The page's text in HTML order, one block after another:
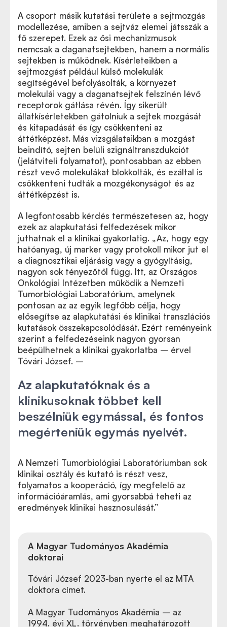
A csoport másik kutatási területe a sejtmozgás
modellezése, amiben a sejtváz elemei játsszák a
fő szerepet. Ezek az ősi mechanizmusok
nemcsak a daganatsejtekben, hanem a normális
sejtekben is működnek. Kísérleteikben a
sejtmozgást például külső molekulák
segítségével befolyásolták, a környezet
molekulái vagy a daganatsejtek felszínén lévő
receptorok gátlása révén. Így sikerült
állatkísérletekben gátolniuk a sejtek mozgását
és kitapadását és így csökkenteni az
áttétképzést. Más vizsgálataikban a mozgást
beindító, sejten belüli szignáltranszdukciót
(jelátviteli folyamatot), pontosabban az ebben
részt vevő molekulákat blokkolták, és ezáltal is
csökkenteni tudták a mozgékonyságot és az
áttétképzést is.
A legfontosabb kérdés természetesen az, hogy
ezek az alapkutatási felfedezések mikor
juthatnak el a klinikai gyakorlatig. „Az, hogy egy
hatóanyag, új marker vagy protokoll mikor jut el
a diagnosztikai eljárásig vagy a gyógyításig,
nagyon sok tényezőtől függ. Itt, az Országos
Onkológiai Intézetben működik a Nemzeti
Tumorbiológiai Laboratórium, amelynek
pontosan az az egyik legfőbb célja, hogy
elősegítse az alapkutatási és klinikai transzlációs
kutatások összekapcsolódását. Ezért reményeink
szerint a felfedezéseink nagyon gyorsan
beépülhetnek a klinikai gyakorlatba – érvel
Tóvári József. –
Az alapkutatóknak és a
klinikusoknak többet kell
beszélniük egymással, és fontos
megérteniük egymás nyelvét.
A Nemzeti Tumorbiológiai Laboratóriumban sok
klinikai osztály és kutató is részt vesz,
folyamatos a kooperáció, így megfelelő az
információáramlás, ami gyorsabbá teheti az
eredmények klinikai hasznosulását.”
A Magyar Tudományos Akadémia
doktorai
Tóvári József 2023-ban nyerte el az MTA
doktora címet.
A Magyar Tudományos Akadémia – az
1994. évi XL. törvényben meghatározott